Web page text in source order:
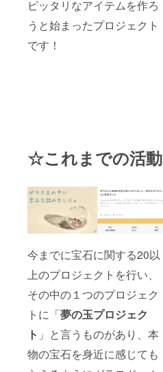
ピッタリなアイテムを作ろ
うと始まったプロジェクト
です！
☆これまでの活動
今までに宝石に関する20以
上のプロジェクトを行い、
その中の１つのプロジェク
トに「夢の玉プロジェク
ト 」と言うものがあり、本
物の宝石を身近に感じても